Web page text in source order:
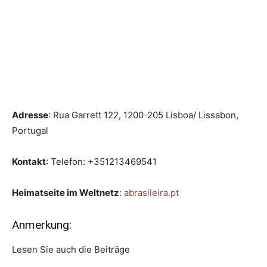
Adresse: Rua Garrett 122, 1200-205 Lisboa/ Lissabon,
Portugal
Kontakt: Telefon: +351213469541
Heimatseite im Weltnetz: abrasileira.pt
Anmerkung:
Lesen Sie auch die Beiträge